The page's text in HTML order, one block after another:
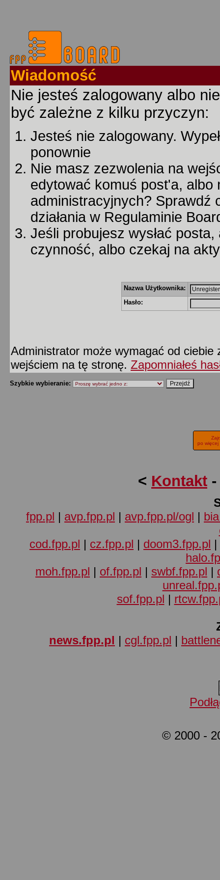
Wiadomość
Nie jesteś zalogowany albo
być zależne z kilku przyczyn:
Jesteś nie zalogowany.
ponownie
Nie masz zezwolenia na
edytować komuś post'a, albo
administracyjnych? Sprawdź
działania w Regulaminie
Jeśli probujesz wysłać
czynność, albo czekaj na
Nazwa Użytkownika:
Hasło:
Administrator może wymagać od
wejściem na tę stronę. Zapomniałeś
Szybkie wybieranie:
po więcej
< Kontakt
fpp.pl | avp.fpp.pl | avp.fpp.pl/ogl |
cod.fpp.pl | cz.fpp.pl | doom3.fpp.pl |
moh.fpp.pl | of.fpp.pl | swbf.fpp.pl |
sof.fpp.pl |
news.fpp.pl | cgl.fpp.pl |
© 2000 -